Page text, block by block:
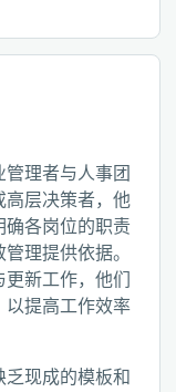
理者与人事团
高层决策者，他
确各岗位的职责
理提供依据。
新工作，他们
以提高工作效率
现成的模板和